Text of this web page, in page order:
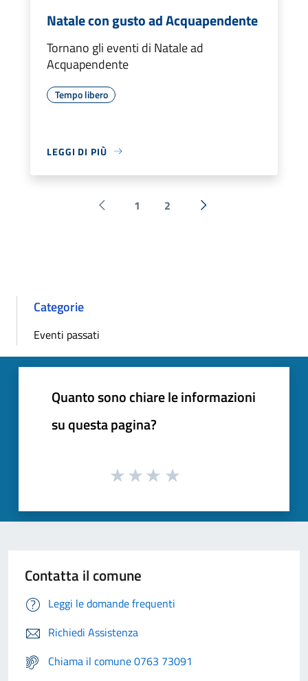
Natale con gusto ad Acquapendente
Tornano gli eventi di Natale ad
Acquapendente
Tempo libero
LEGGI DI PIÙ
Pagina precedente
1 2 Successiva »
Categorie
Eventi passati
Quanto sono chiare le informazioni
su questa pagina?
Contatta il comune
Leggi le domande frequenti
Richiedi Assistenza
Chiama il comune 0763 73091